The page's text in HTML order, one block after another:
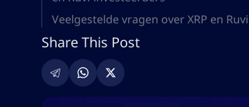
Veelgestelde vragen over XRP en Ruvi
Share This Post